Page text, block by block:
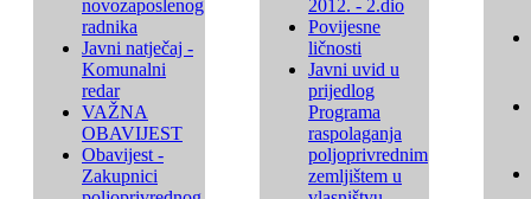
novozaposlenog
radnika
Javni natječaj -
Komunalni
redar
VAŽNA
OBAVIJEST
Obavijest -
Zakupnici
2012. - 2.dio
Povijesne
ličnosti
Javni uvid u
prijedlog
Programa
raspolaganja
poljoprivrednim
zemljištem u